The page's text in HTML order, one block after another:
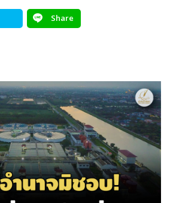
Share